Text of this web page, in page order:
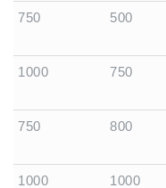
750 500
1000 750
750 800
1000 1000